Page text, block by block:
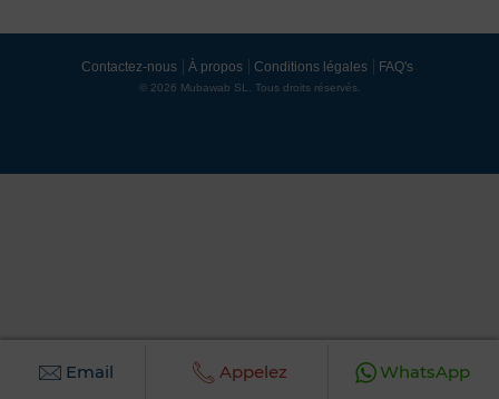
Email Appelez WhatsApp
Contactez-nous À propos Conditions légales FAQ's
© 2026 Mubawab SL. Tous droits réservés.